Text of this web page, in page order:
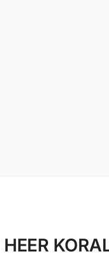
HEER